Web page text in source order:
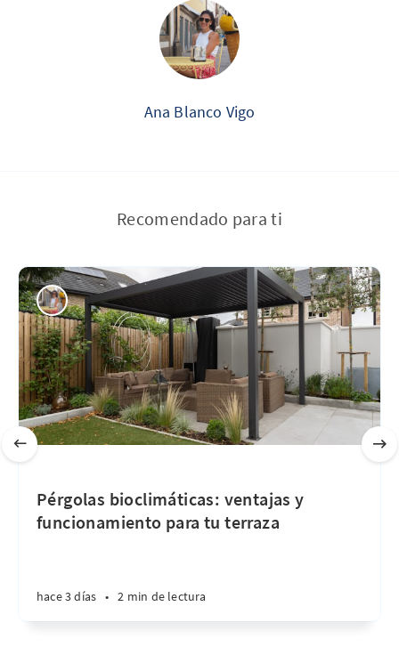
Ana Blanco Vigo
Recomendado para ti
Pérgolas bioclimáticas: ventajas y
funcionamiento para tu terraza
hace 3 días • 2 min de lectura